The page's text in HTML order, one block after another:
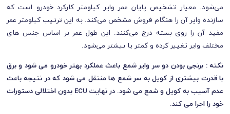
می‌شود. معیار تشخیص پایان عمر وایر کیلومتر کارکرد خودرو است که
سازنده‌ وایر آن را هنگام فروش مشخص می‌کند. به این ترتیب کیلومتر عمر
مفید آن را روی بسته درج می‌کنند. این طول عمر بر اساس جنس‌ های
مختلف وایر تغییر کرده و کمتر یا بیشتر می‌شود.
نکته : برنجی بودن دو سر وایر شمع باعث عملکرد بهتر خودرو می شود و برق
با قدرت بیشتری از کویل به سر شمع ها منتقل می شود که در نتیجه باعث
عدم آسیب به کویل و شمع می شود. در نهایت ECU بدون اختلالی دستورات
خود را اجرا می کند.